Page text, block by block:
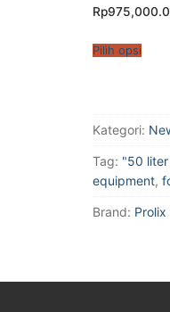
Rp
Pilih opsi
Kategori:
Tag: "50
equipment,
Brand: Prolix